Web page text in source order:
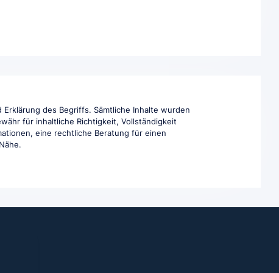
des Begriffs. Sämtliche Inhalte wurden
für inhaltliche Richtigkeit, Vollständigkeit
eine rechtliche Beratung für einen